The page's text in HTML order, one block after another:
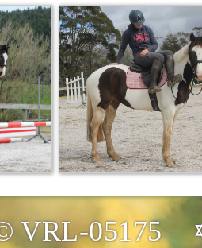
© VRL-